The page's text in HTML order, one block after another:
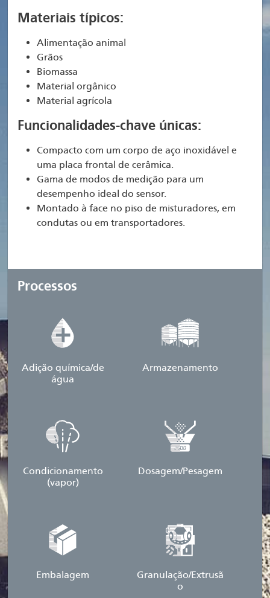
Materiais típicos:
Alimentação animal
Grãos
Biomassa
Material orgânico
Material agrícola
Funcionalidades-chave únicas:
Compacto com um corpo de aço inoxidável e
uma placa frontal de cerâmica.
Gama de modos de medição para um
desempenho ideal do sensor.
Montado à face no piso de misturadores, em
condutas ou em transportadores.
Processos
Adição química/de
água
Armazenamento
Condicionamento
(vapor)
Dosagem/Pesagem
Embalagem
Granulação/Extrusã
o